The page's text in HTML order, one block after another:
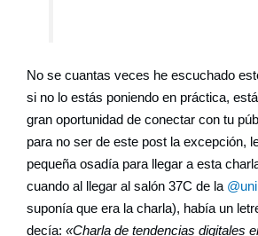
No se cuantas veces he escuchado
si no lo estás poniendo en práctica,
gran oportunidad de conectar con tu
para no ser de este post la excepción,
pequeña osadía para llegar a esta
cuando al llegar al salón 37C de la
suponía que era la charla), había un
decía: «Charla de tendencias digitales